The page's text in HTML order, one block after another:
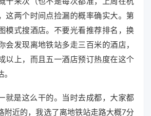
这两个时间点捡漏的概率确实大。第
模式搜酒店。不要光看推荐排名，换
会发现离地铁站多走三百米的酒店，
以上，而且五一酒店预订热度在这个
就是这么干的。当时去成都，大家都
附近的，我选了离地铁站走路大概7分